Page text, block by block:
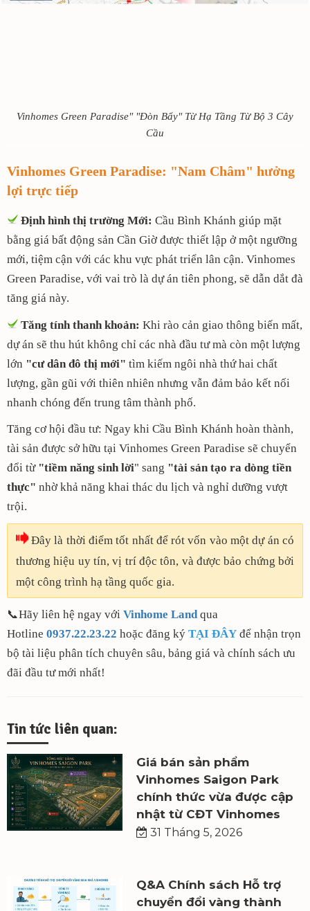
Vinhomes Green Paradise" "Đòn Bẩy" Từ Hạ Tầng Từ Bộ 3 Cây
Cầu
Vinhomes Green Paradise: "Nam Châm" hưởng
lợi trực tiếp
Định hình thị trường Mới: Cầu Bình Khánh giúp mặt
bằng giá bất động sản Cần Giờ được thiết lập ở một ngưỡng
mới, tiệm cận với các khu vực phát triển lân cận. Vinhomes
Green Paradise, với vai trò là dự án tiên phong, sẽ dẫn dắt đà
tăng giá này.
Tăng tính thanh khoản: Khi rào cản giao thông biến mất,
dự án sẽ thu hút không chỉ các nhà đầu tư mà còn một lượng
lớn "cư dân đô thị mới" tìm kiếm ngôi nhà thứ hai chất
lượng, gần gũi với thiên nhiên nhưng vẫn đảm bảo kết nối
nhanh chóng đến trung tâm thành phố.
Tăng cơ hội đầu tư: Ngay khi Cầu Bình Khánh hoàn thành,
tài sản được sở hữu tại Vinhomes Green Paradise sẽ chuyển
đổi từ"tiềm năng sinh lời" sang "tài sản tạo ra dòng tiền
thực" nhờ khả năng khai thác du lịch và nghỉ dưỡng vượt
trội.
Đây là thời điểm tốt nhất để rót vốn vào một dự án có
thương hiệu uy tín, vị trí độc tôn, và được bảo chứng bởi
một công trình hạ tầng quốc gia.
📞Hãy liên hệ ngay với Vinhome Landqua
Hotline 0937.22.23.22 hoặc đăng ký TẠI ĐÂY để nhận trọn
bộ tài liệu phân tích chuyên sâu, bảng giá và chính sách ưu
đãi đầu tư mới nhất!
Tin tức liên quan:
Giá bán sản phẩm
Vinhomes Saigon Park
chính thức vừa được cập
nhật từ CĐT Vinhomes
31 Tháng 5, 2026
Q&A Chính sách Hỗ trợ
chuyển đổi vàng thành